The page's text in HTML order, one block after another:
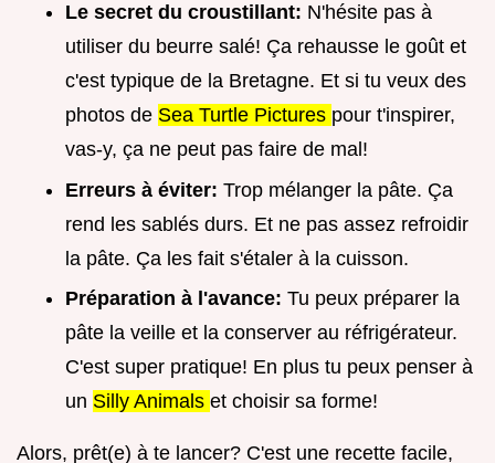
Le secret du croustillant: N'hésite pas à
utiliser du beurre salé! Ça rehausse le goût et
c'est typique de la Bretagne. Et si tu veux des
photos de Sea Turtle Pictures pour t'inspirer,
vas-y, ça ne peut pas faire de mal!
Erreurs à éviter: Trop mélanger la pâte. Ça
rend les sablés durs. Et ne pas assez refroidir
la pâte. Ça les fait s'étaler à la cuisson.
Préparation à l'avance: Tu peux préparer la
pâte la veille et la conserver au réfrigérateur.
C'est super pratique! En plus tu peux penser à
un Silly Animals et choisir sa forme!
Alors, prêt(e) à te lancer? C'est une recette facile,